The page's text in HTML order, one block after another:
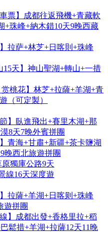
票】成都往返飛機+青藏軟
+珠峰+納木錯10天9晚西藏
拉萨+林芝+日喀則+珠峰
15天】神山聖湖+轉山+一措
桃花】林芝+拉薩+羊湖+青
（可定製）
】臥進飛出+賽里木湖+那
8天7晚外賓拼團
青海+甘肅+新疆+茶卡鹽湖
晚西北旅遊拼團
原獨庫公路9天
線16天深度遊
拉薩+羊湖+日喀则+珠峰
遊拼團
】成都出發+香格里拉+稻
鬆措+羊湖+拉薩12天11晚